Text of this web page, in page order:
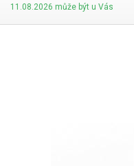
11.08.2026 může být u Vás